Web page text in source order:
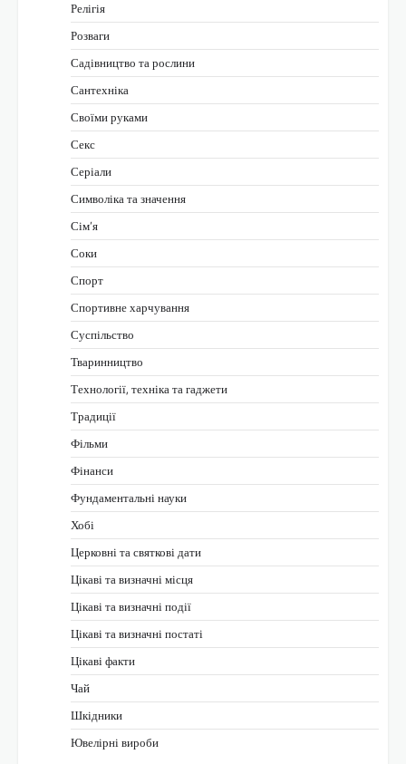
Релігія
Розваги
Садівництво та рослини
Сантехніка
Своїми руками
Секс
Серіали
Символіка та значення
Сім’я
Соки
Спорт
Спортивне харчування
Суспільство
Тваринництво
Технології, техніка та гаджети
Традиції
Фільми
Фінанси
Фундаментальні науки
Хобі
Церковні та святкові дати
Цікаві та визначні місця
Цікаві та визначні події
Цікаві та визначні постаті
Цікаві факти
Чай
Шкідники
Ювелірні вироби